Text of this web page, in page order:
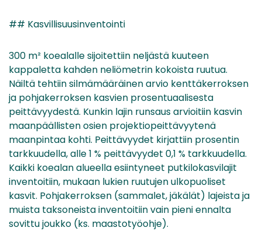
## Kasvillisuusinventointi
300 m² koealalle sijoitettiin neljästä kuuteen
kappaletta kahden neliömetrin kokoista ruutua.
Näiltä tehtiin silmämääräinen arvio kenttäkerroksen
ja pohjakerroksen kasvien prosentuaalisesta
peittävyydestä. Kunkin lajin runsaus arvioitiin kasvin
maanpäällisten osien projektiopeittävyytenä
maanpintaa kohti. Peittävyydet kirjattiin prosentin
tarkkuudella, alle 1 % peittävyydet 0,1 % tarkkuudella.
Kaikki koealan alueella esiintyneet putkilokasvilajit
inventoitiin, mukaan lukien ruutujen ulkopuoliset
kasvit. Pohjakerroksen (sammalet, jäkälät) lajeista ja
muista taksoneista inventoitiin vain pieni ennalta
sovittu joukko (ks. maastotyöohje).